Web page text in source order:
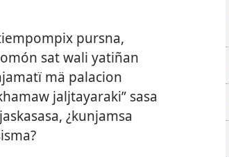
pursna,
sat wali yatiñan
mä palacion
jaljtayaraki” sasa
¿kunjamsa